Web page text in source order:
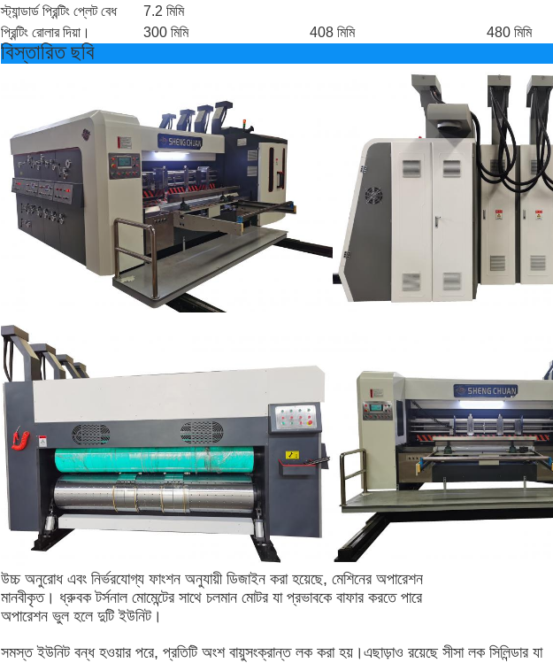
স্ট্যান্ডার্ড প্রিন্টিং প্লেট বেধ
7.2 মিমি
প্রিন্টিং রোলার দিয়া।
300 মিমি 408 মিমি 480 মিমি
বিস্তারিত ছবি
উচ্চ অনুরোধ এবং নির্ভরযোগ্য ফাংশন অনুযায়ী ডিজাইন করা হয়েছে, মেশিনের অপারেশন
মানবীকৃত। ধ্রুবক টর্সনাল মোমেন্টের সাথে চলমান মোটর যা প্রভাবকে বাফার করতে পারে
অপারেশন ভুল হলে দুটি ইউনিট।
সমস্ত ইউনিট বন্ধ হওয়ার পরে, প্রতিটি অংশ বায়ুসংক্রান্ত লক করা হয়।এছাড়াও রয়েছে সীসা লক সিলিন্ডার যা